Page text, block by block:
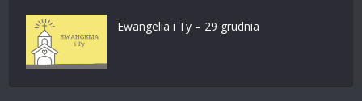
Ewangelia i Ty – 29 grudnia